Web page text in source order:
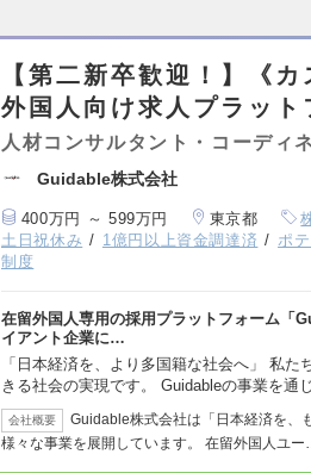
【第二新卒歓迎！】《
外国人向け求人プラット
人材コンサルタント・コーディ
Guidable株式会社
400万円 ～ 599万円 東京都
土日祝休み
1億円以上資金調達済 ポ
制度
在留外国人専用の採用プラットフォーム「
イアント企業に…
「日本経済を、より多国籍な社会へ」 私
きる社会の実現です。 Guidableの事業を通
会社概要
Guidable株式会社は「日本経済を、
様々な事業を展開しています。 在留外国人ユ